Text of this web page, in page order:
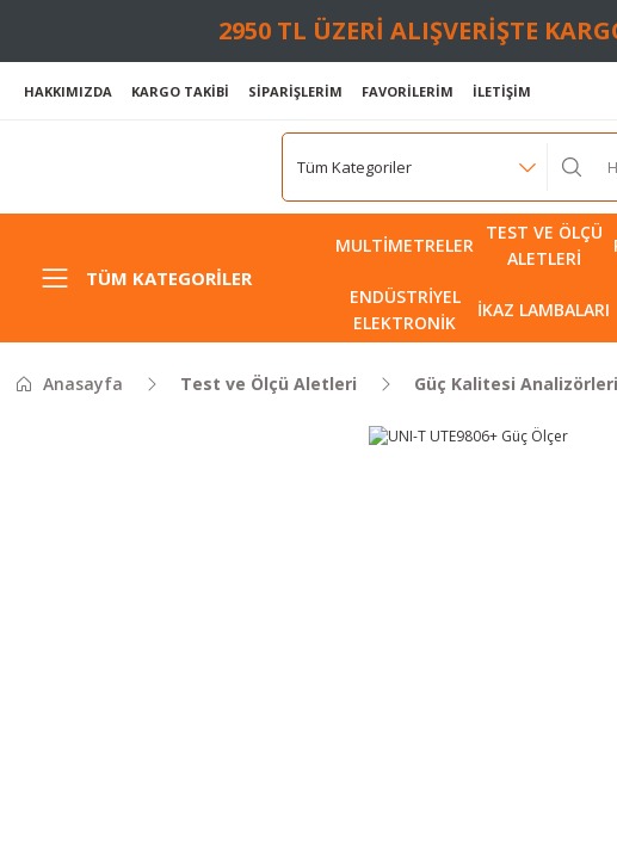
2950 TL ÜZERİ ALIŞVERİŞTE
HAKKIMIZDA KARGO TAKİBİ SİPARİŞLERİM FAVORİLERİM İLETİŞİM
TÜM KATEGORILER
MULTIMETRELER
TEST VE ÖLÇÜ
ALETLERI
ENDÜSTRIYEL
ELEKTRONIK
İKAZ LAMBALARI
Anasayfa Test ve Ölçü Aletleri Güç Kalitesi Analizörleri